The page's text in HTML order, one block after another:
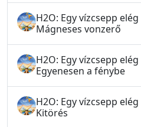
H2O: Egy vízcsepp elég
Mágneses vonzerő
H2O: Egy vízcsepp elég
Egyenesen a fénybe
H2O: Egy vízcsepp elég
Kitörés